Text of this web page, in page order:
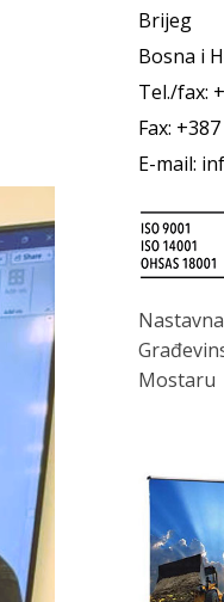
Brijeg
Bosna i
Tel./fax:
Fax:
E-mail:
Mostaru